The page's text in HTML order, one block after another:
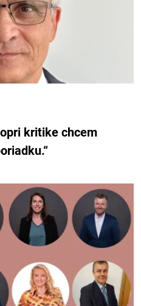
kritike chcem